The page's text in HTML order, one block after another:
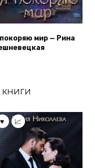
мир — Рина